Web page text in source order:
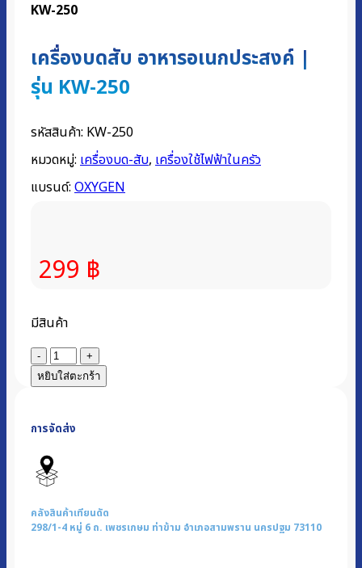
KW-250
เครื่องบดสับ อาหารอเนกประสงค์ |
รุ่น KW-250
รหัสสินค้า: KW-250
หมวดหมู่: เครื่องบด-สับ, เครื่องใช้ไฟฟ้าในครัว
แบรนด์: OXYGEN
299 ฿
มีสินค้า
จำนวน
เครื่อง
บด
อาหาร
อเนกประสงค์
|
รุ่น
KW-
250
หยิบใส่ตะกร้า
การจัดส่ง
คลังสินค้าเทียนดัด
298/1-4 หมู่ 6 ถ. เพชรเกษม ท่าข้าม อำเภอสามพราน นครปฐม 73110